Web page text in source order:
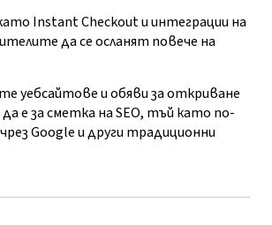
Instant Checkout и интеграции на
да се осланят повече на
уебсайтове и обяви за откриване
е за сметка на SEO, тъй като по-
Google и други традиционни